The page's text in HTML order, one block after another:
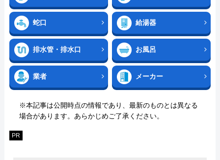
蛇口 給湯器
排水管・排水口 お風呂
業者 メーカー
※本記事は公開時点の情報であり、最新のものとは異なる
場合があります。あらかじめご了承ください。
PR